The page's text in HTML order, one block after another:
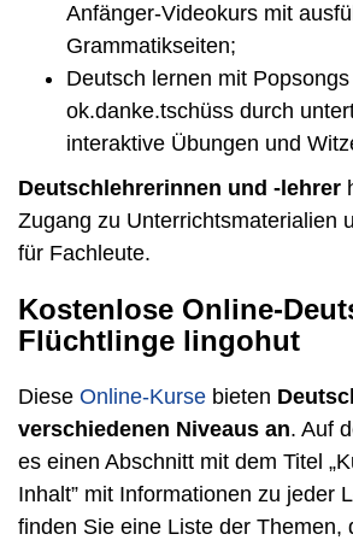
Anfänger-Videokurs mit
Grammatikseiten;
Deutsch lernen mit
ok.danke.tschüss durch
interaktive Übungen und
Deutschlehrerinnen und -lehrer
Zugang zu Unterrichtsmaterialien
für Fachleute.
Kostenlose Online-
Flüchtlinge lingohut
Diese Online-Kurse bieten
verschiedenen Niveaus an. Auf
es einen Abschnitt mit dem Titel
Inhalt” mit Informationen zu jeder
finden Sie eine Liste der Themen,